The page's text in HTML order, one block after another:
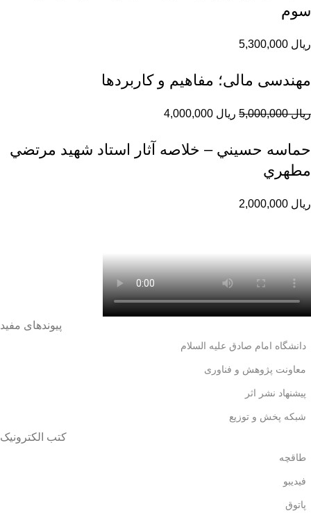
سوم
ریال
مهندسی مالی؛ مفاهیم و کاربردها
ریال5,000,000 ریال
حماسه حسيني – خلاصه آثار استاد شهيد مرتضي
مطهري
ریال
پیوندهای مفید
دانشگاه امام صادق علیه السلام
معاونت پژوهش و فناوری
پیشنهاد نشر اثر
شبکه پخش و توزیع
کتب الکترونیک
طاقچه
فیدیبو
پاتوق